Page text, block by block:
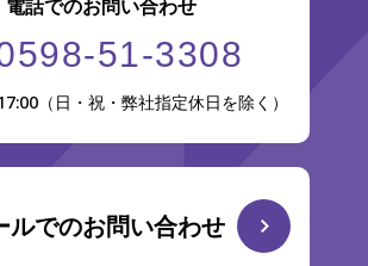
電話でのお問い合わせ
51-3308
（日・祝・弊社指定休日を除く）
ルでのお問い合わせ